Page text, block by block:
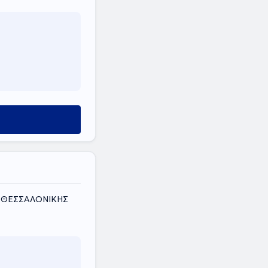
ΘΕΣΣΑΛΟΝΙΚΗΣ